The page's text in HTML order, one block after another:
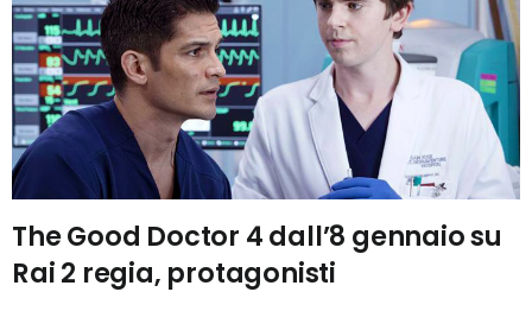
The Good Doctor 4 dall’8 gennaio su
Rai 2 regia, protagonisti